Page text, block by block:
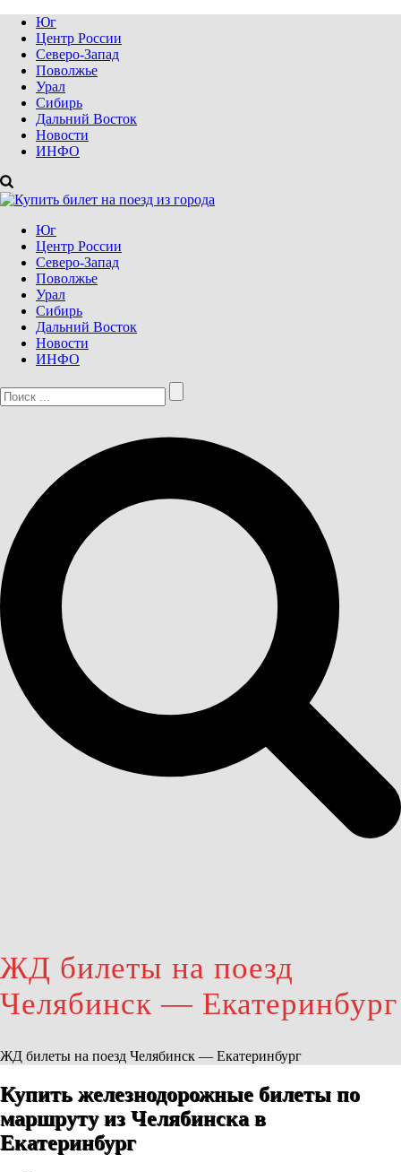
Юг
Центр России
Северо-Запад
Поволжье
Урал
Сибирь
Дальний Восток
Новости
ИНФО
Юг
Центр России
Северо-Запад
Поволжье
Урал
Сибирь
Дальний Восток
Новости
ИНФО
ЖД билеты на поезд
Челябинск — Екатеринбург
ЖД билеты на поезд Челябинск — Екатеринбург
Купить железнодорожные билеты по
маршруту из Челябинска в
Екатеринбург